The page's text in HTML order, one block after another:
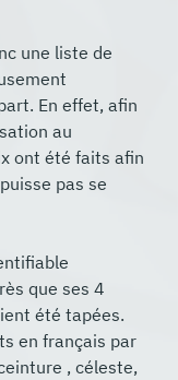
une liste de
En effet, afin
au
ont été faits afin
pas se
que ses 4
été tapées.
en français par
, céleste,